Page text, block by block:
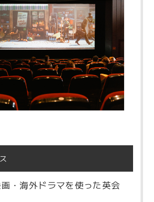
・海外ドラマを使った英会